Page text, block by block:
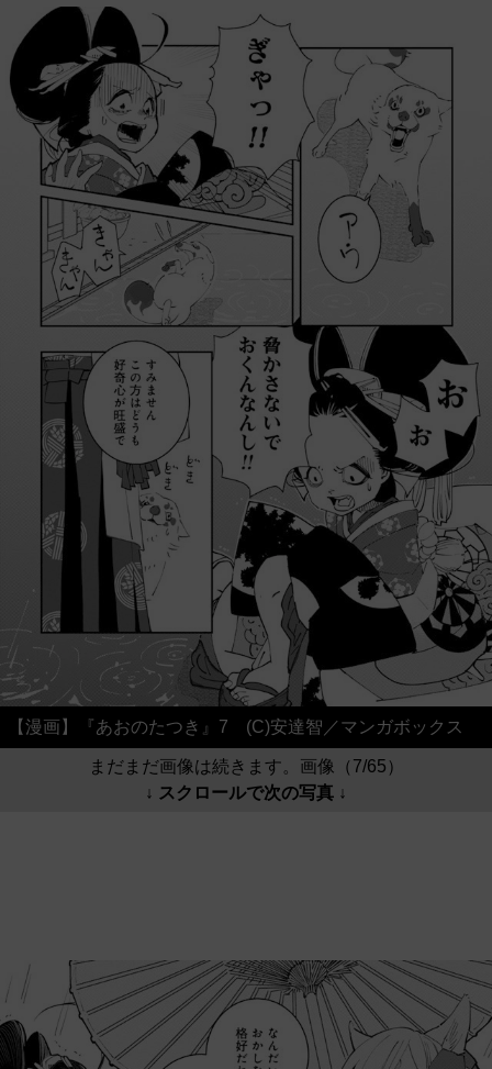
【漫画】『あおのたつき』7 (C)安達智／マンガボックス
まだまだ画像は続きます。画像（7/65）
↓ スクロールで次の写真 ↓